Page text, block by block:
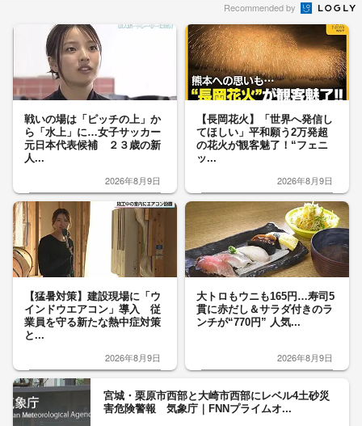
Recommended by
戦いの場は「ピッチの上」か
ら「水上」に…女子サッカー
元日本代表候補 ２３歳の新
人...
2026年8月9日
【長岡花火】「世界へ発信し
てほしい」平和願う2万発超
の花火が観客魅了！“フェニ
ッ...
2026年8月9日
【猛暑対策】建設現場に「ウ
インドウエアコン」導入 従
業員を守る新たな熱中症対策
と...
2026年8月9日
大トロもウニも165円…寿司5
貫に赤だし＆サラダ付きのラ
ンチが“770円” 人気...
2026年8月9日
宮城・栗原市西部と大崎市西部にレベル4土砂災
害危険警報 気象庁｜FNNプライムオ...